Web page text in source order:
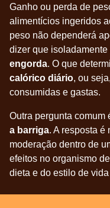
Ganho ou perda de
alimentícios ingeridos
peso não dependerá
dizer que isoladamente
engorda. O que
calórico diário, ou
consumidas e gastas.
Outra pergunta comum
a barriga. A resposta é
moderação dentro de
efeitos no organismo
dieta e do estilo de